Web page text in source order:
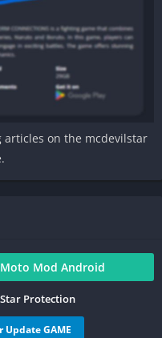
on the mcdevilstar
Mod Android
Protection
Update GAME